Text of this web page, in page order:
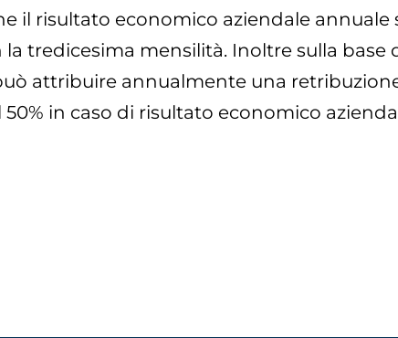
il risultato economico aziendale
la tredicesima mensilità. Inoltre sulla
attribuire annualmente una
in caso di risultato economico